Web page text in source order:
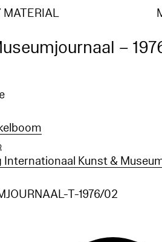
MATERIAL
–
Internationaal Kunst &
T-1976/02